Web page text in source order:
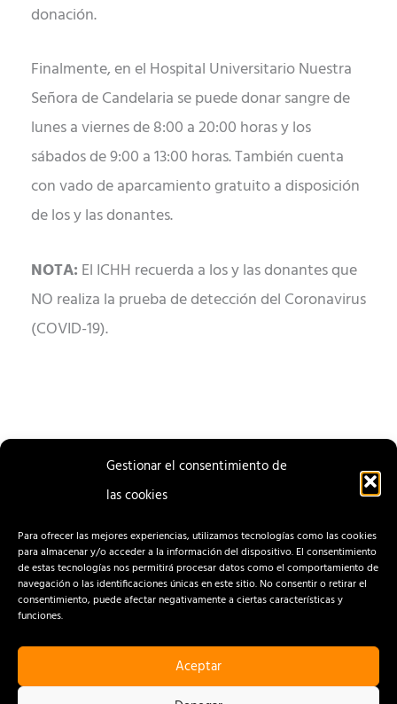
Gestionar el consentimiento de
las cookies
Para ofrecer las mejores experiencias, utilizamos tecnologías como las cookies
para almacenar y/o acceder a la información del dispositivo. El consentimiento
de estas tecnologías nos permitirá procesar datos como el comportamiento de
navegación o las identificaciones únicas en este sitio. No consentir o retirar el
consentimiento, puede afectar negativamente a ciertas características y
funciones.
Aceptar
donación.
Finalmente, en el Hospital Universitario Nuestra
Señora de Candelaria se puede donar sangre de
lunes a viernes de 8:00 a 20:00 horas y los
sábados de 9:00 a 13:00 horas. También cuenta
con vado de aparcamiento gratuito a disposición
de los y las donantes.
NOTA: El ICHH recuerda a los y las donantes que
NO realiza la prueba de detección del Coronavirus
(COVID-19).
ENTRADA
CONTACTO
AVISO LEGAL